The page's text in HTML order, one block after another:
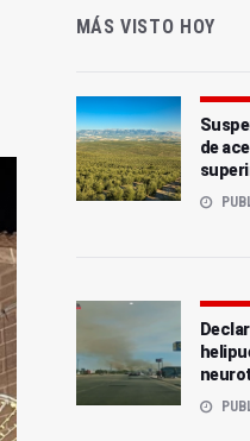
MÁS VISTO HOY
de